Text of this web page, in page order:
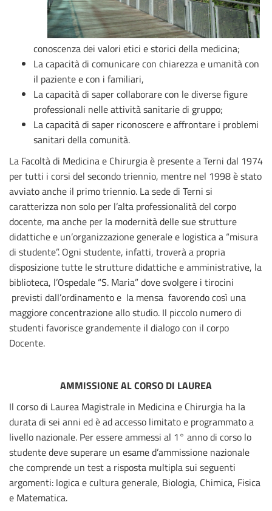
conoscenza dei valori etici e storici della medicina;
La capacità di comunicare con chiarezza e umanità con
il paziente e con i familiari,
La capacità di saper collaborare con le diverse figure
professionali nelle attività sanitarie di gruppo;
La capacità di saper riconoscere e affrontare i problemi
sanitari della comunità.
La Facoltà di Medicina e Chirurgia è presente a Terni dal 1974
per tutti i corsi del secondo triennio, mentre nel 1998 è stato
avviato anche il primo triennio. La sede di Terni si
caratterizza non solo per l’alta professionalità del corpo
docente, ma anche per la modernità delle sue strutture
didattiche e un’organizzazione generale e logistica a “misura
di studente”. Ogni studente, infatti, troverà a propria
disposizione tutte le strutture didattiche e amministrative, la
biblioteca, l’Ospedale “S. Maria” dove svolgere i tirocini
previsti dall’ordinamento e la mensa favorendo così una
maggiore concentrazione allo studio. Il piccolo numero di
studenti favorisce grandemente il dialogo con il corpo
Docente.
AMMISSIONE AL CORSO DI LAUREA
Il corso di Laurea Magistrale in Medicina e Chirurgia ha la
durata di sei anni ed è ad accesso limitato e programmato a
livello nazionale. Per essere ammessi al 1° anno di corso lo
studente deve superare un esame d’ammissione nazionale
che comprende un test a risposta multipla sui seguenti
argomenti: logica e cultura generale, Biologia, Chimica, Fisica
e Matematica.